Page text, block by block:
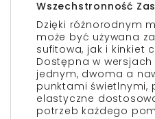
Wszechstronność
Dzięki różnorodnym
może być używana
sufitowa, jak i kinkiet
Dostępna w
jednym, dwoma a
punktami świetlnymi,
elastyczne
potrzeb każdego